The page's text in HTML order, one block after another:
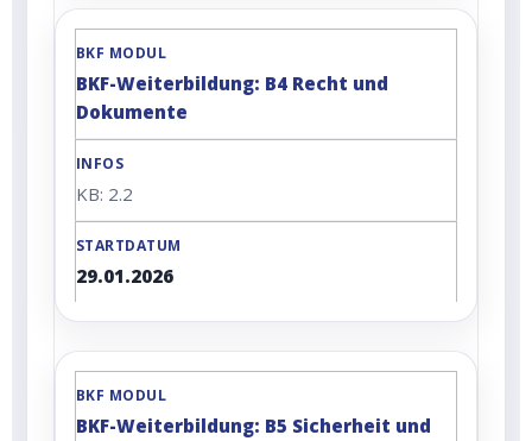
BKF-Weiterbildung: B4 Recht und
Dokumente
KB: 2.2
29.01.2026
BKF-Weiterbildung: B5 Sicherheit und